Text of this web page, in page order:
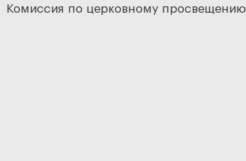
Комиссия по церковному просвещению